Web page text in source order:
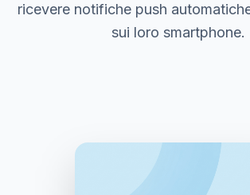
ricevere notifiche push
sui loro smartphone.